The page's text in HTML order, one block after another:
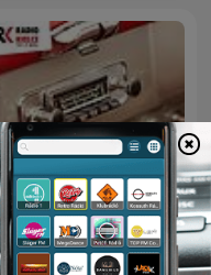
AUTO RADIO - MOTO
RADIO